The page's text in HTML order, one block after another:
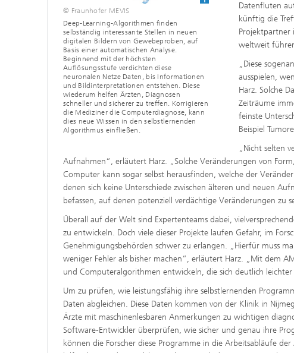
© Fraunhofer MEVIS
Deep-Learning-Algorithmen finden
selbständig interessante Stellen in neuen
digitalen Bildern von Gewebeproben, auf
Basis einer automatischen Analyse.
Beginnend mit der höchsten
Auflösungsstufe verdichten diese
neuronalen Netze Daten, bis Informationen
und Bildinterpretationen entstehen. Diese
wiederum helfen Ärzten, Diagnosen
schneller und sicherer zu treffen. Korrigieren
die Mediziner die Computerdiagnose, kann
dies neue Wissen in den selbstlernenden
Algorithmus einfließen.
Datenfluten
künftig die
Projektpartner
weltweit
„Diese
ausspielen,
Harz. Solche
Zeiträume
feinste
Beispiel
„Nicht selten
Aufnahmen“, erläutert Harz. „Solche Veränderungen von
Computer kann sogar selbst herausfinden, welche der
denen sich keine Unterschiede zwischen älteren und neuen
befassen, auf denen potenziell verdächtige Veränderungen zu
Überall auf der Welt sind Expertenteams dabei,
zu entwickeln. Doch viele dieser Projekte laufen Gefahr, im
Genehmigungsbehörden schwer zu erlangen. „Hierfür muss
weniger Fehler als bisher machen“, erläutert Harz. „Mit dem
und Computeralgorithmen entwickeln, die sich deutlich leichter
Um zu prüfen, wie leistungsfähig ihre selbstlernenden
Daten abgleichen. Diese Daten kommen von der Klinik in
Ärzte mit maschinenlesbaren Anmerkungen zu wichtigen
Software-Entwickler überprüfen, wie sicher und genau ihre
können die Forscher diese Programme in die Arbeitsabläufe